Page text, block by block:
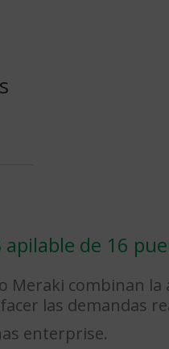
de 16
Meraki combinan
las demandas
enterprise.